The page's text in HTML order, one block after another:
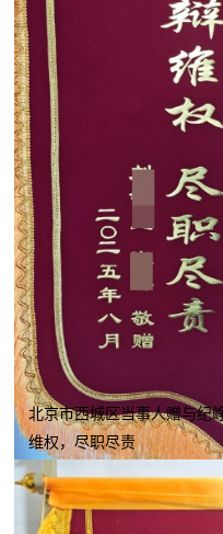
北京市西城区当事人赠与纪
维权，尽职尽责